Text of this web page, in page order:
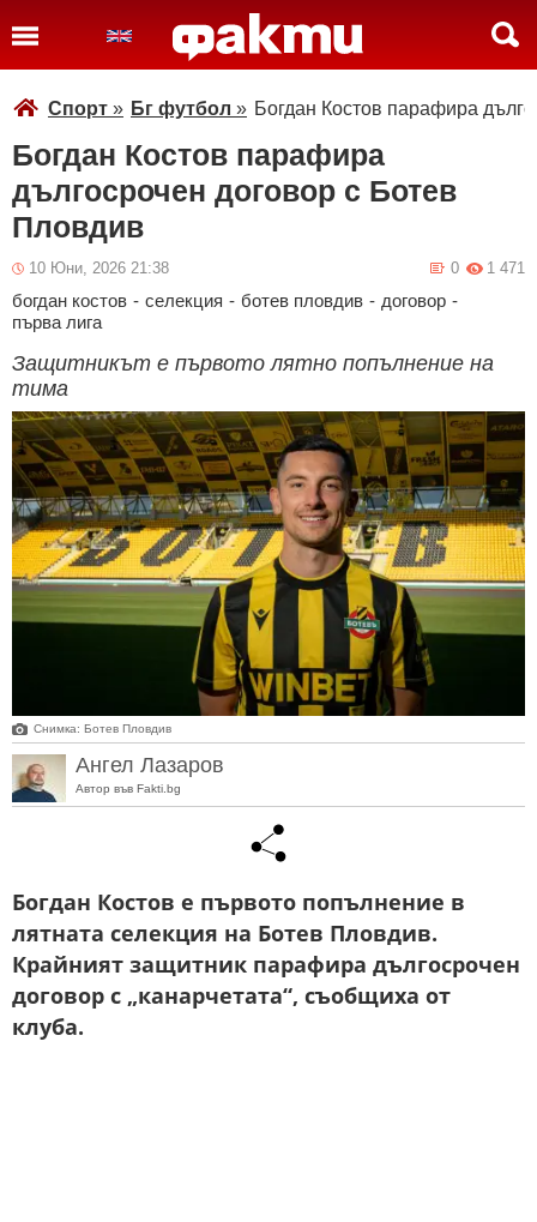
Спорт » Бг футбол » Богдан Костов парафира
Богдан Костов парафира
дългосрочен договор с Ботев
Пловдив
10 Юни, 2026 21:38 1 471
0
богдан костов - селекция - ботев пловдив - договор -
първа лига
Защитникът е първото лятно попълнение на
тима
Снимка: Ботев Пловдив
Ангел Лазаров
Автор във Fakti.bg
Богдан Костов е първото попълнение в
лятната селекция на Ботев Пловдив.
Крайният защитник парафира дългосрочен
договор с „канарчетата“, съобщиха от
клуба.